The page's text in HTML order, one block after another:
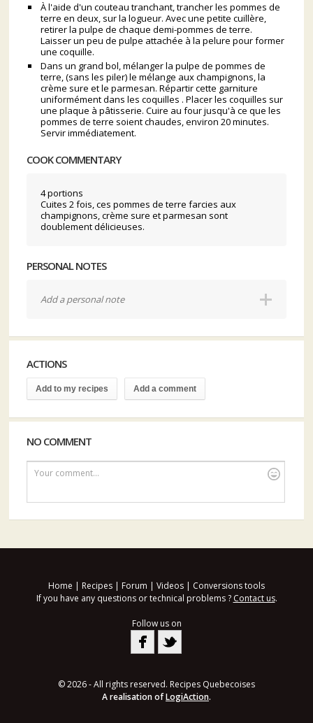
À l'aide d'un couteau tranchant, trancher les pommes de
terre en deux, sur la logueur. Avec une petite cuillère,
retirer la pulpe de chaque demi-pommes de terre.
Laisser un peu de pulpe attachée à la pelure pour former
une coquille.
Dans un grand bol, mélanger la pulpe de pommes de
terre, (sans les piler) le mélange aux champignons, la
crème sure et le parmesan. Répartir cette garniture
uniformément dans les coquilles . Placer les coquilles sur
une plaque à pâtisserie. Cuire au four jusqu'à ce que les
pommes de terre soient chaudes, environ 20 minutes.
Servir immédiatement.
COOK COMMENTARY
4 portions
Cuites 2 fois, ces pommes de terre farcies aux
champignons, crème sure et parmesan sont
doublement délicieuses.
PERSONAL NOTES
Add a personal note
ACTIONS
Add to my recipes Add a comment
NO COMMENT
Your comment...
Home | Recipes | Forum | Videos | Conversions tools
If you have any questions or technical problems ? Contact us.
Follow us on
© 2026 - All rights reserved. Recipes Quebecoises
A realisation ofLogiAction.